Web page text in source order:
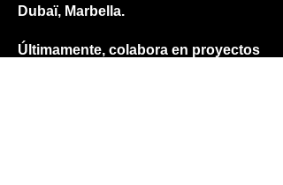
Dubaï, Marbella.
Últimamente, colabora en proyectos